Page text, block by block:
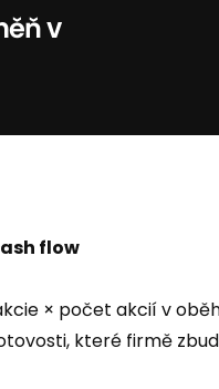
v
flow
× počet akcií v
které firmě